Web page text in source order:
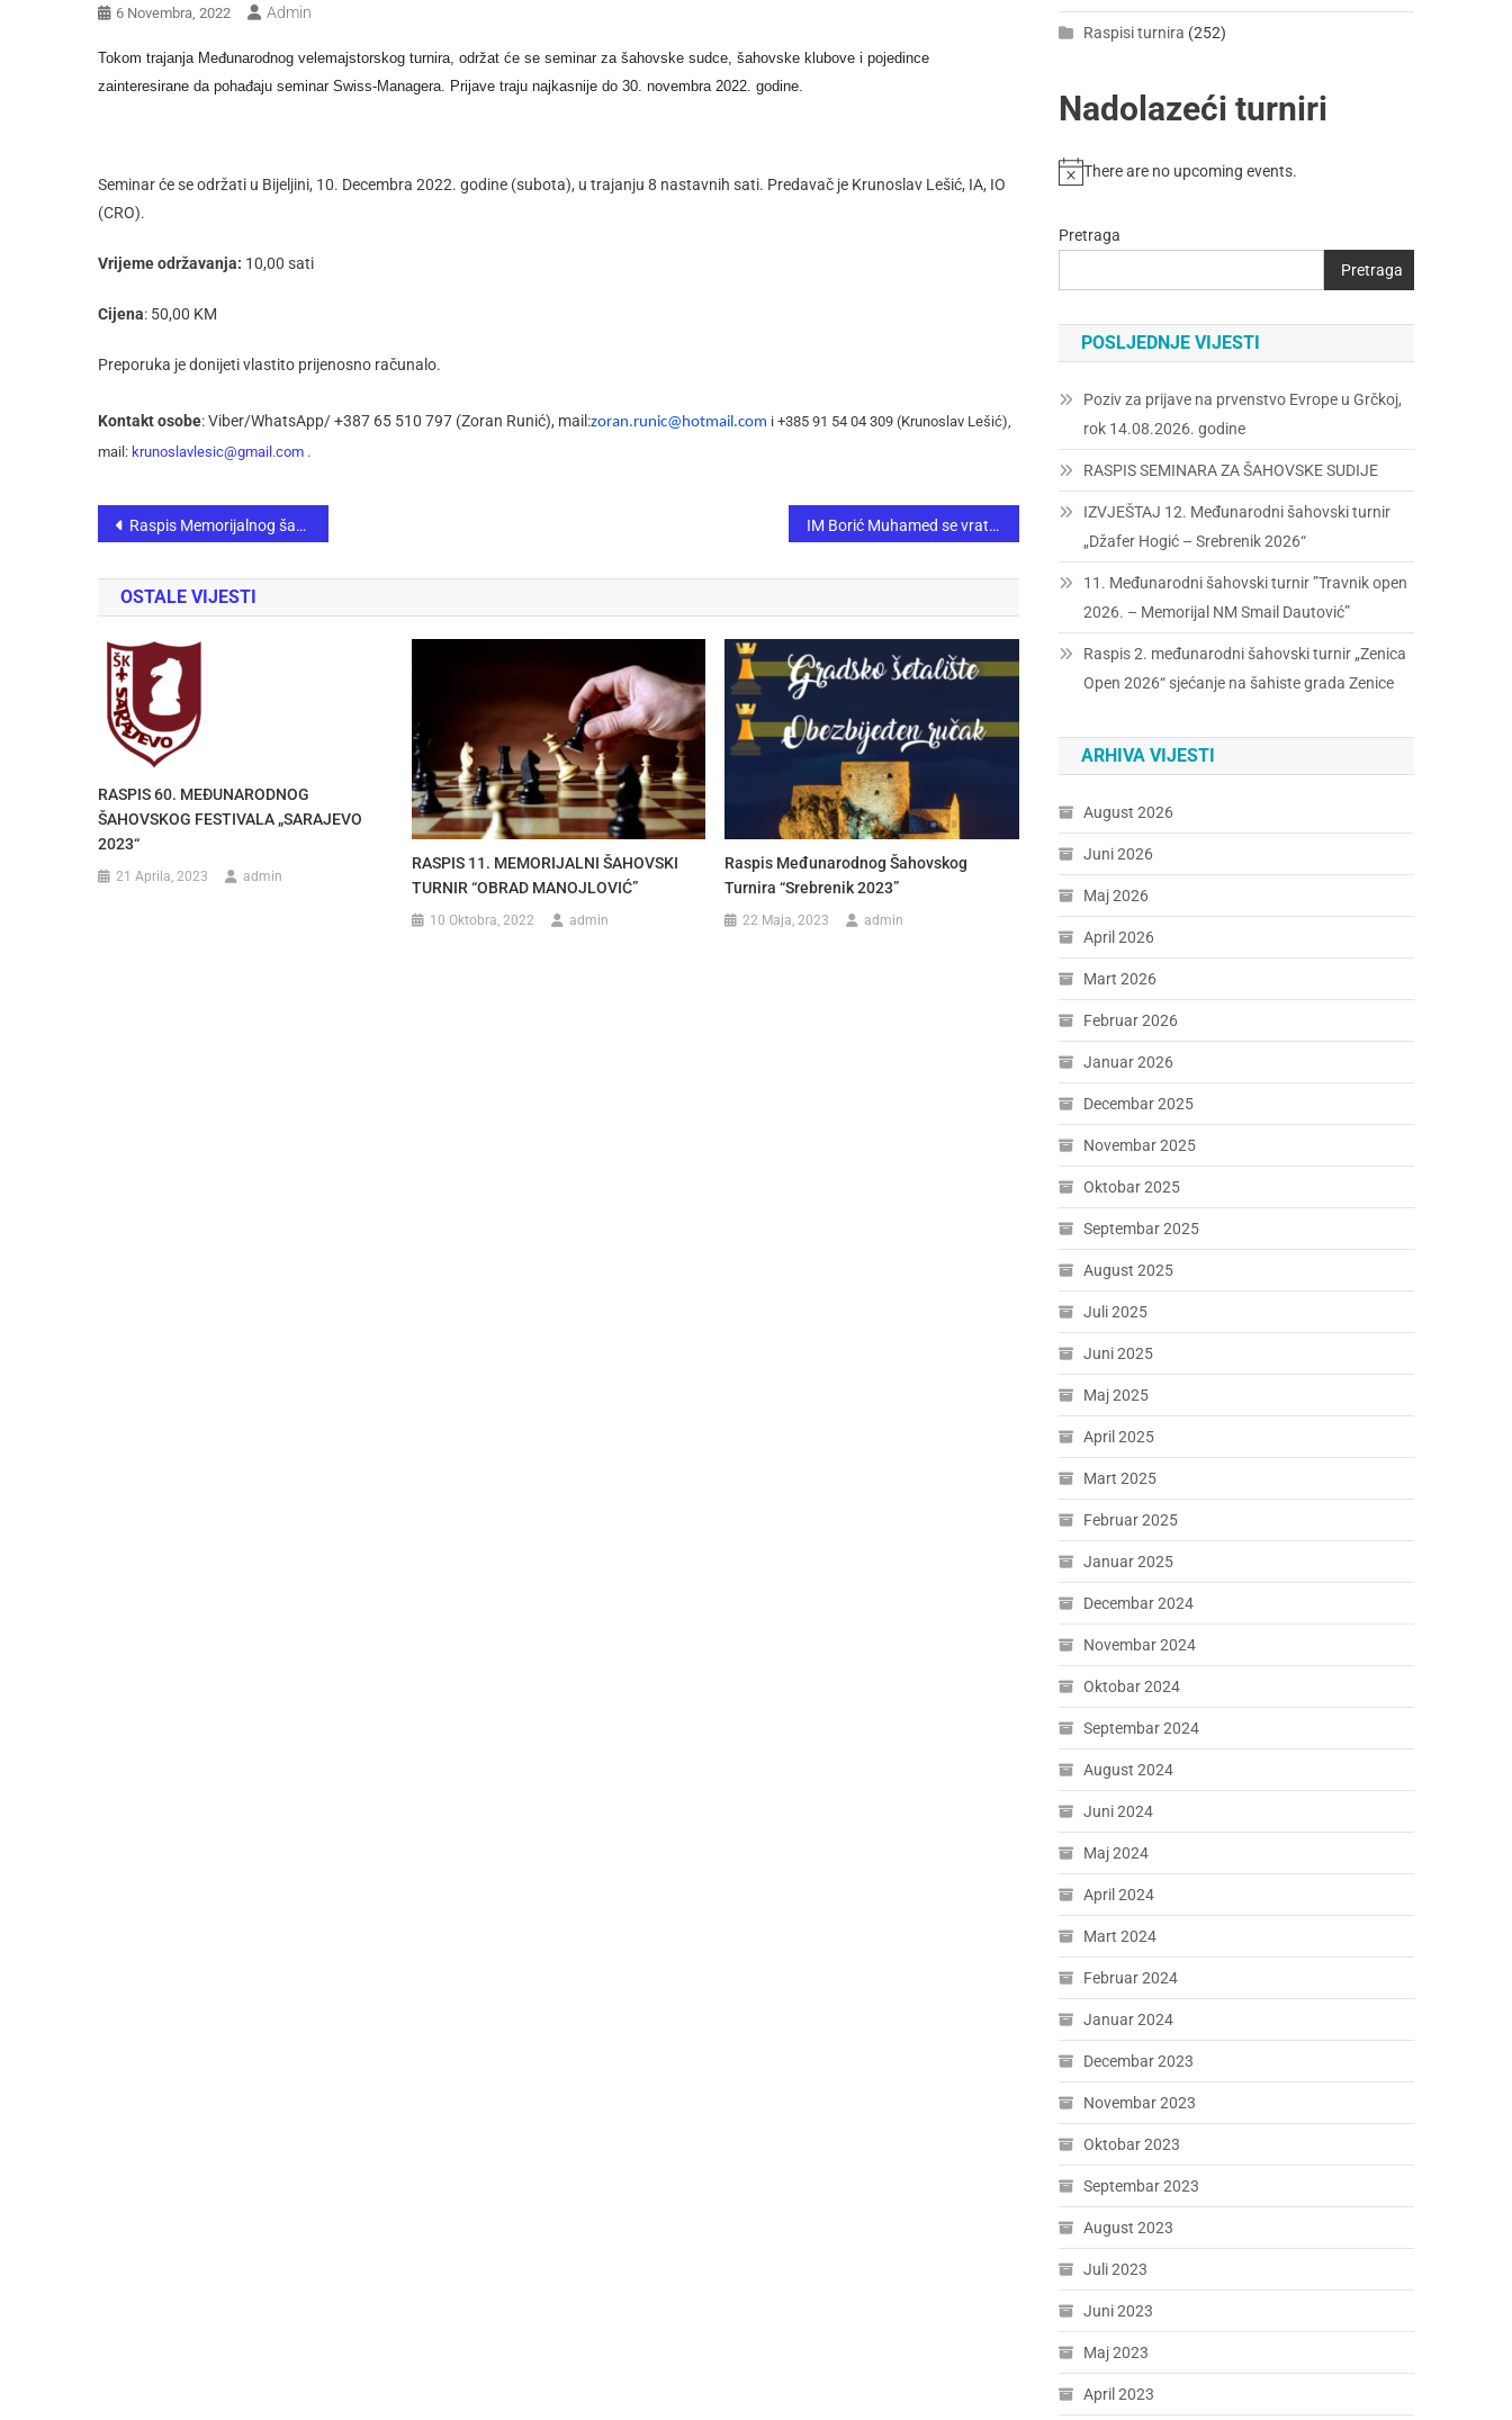
6 Novembra, 2022 Admin
Tokom trajanja Međunarodnog velemajstorskog turnira, održat će se seminar za šahovske sudce, šahovske klubove i pojedince
zainteresirane da pohađaju seminar Swiss-Managera. Prijave traju najkasnije do 30. novembra 2022. godine.
Seminar će se održati u Bijeljini, 10. Decembra 2022. godine (subota), u trajanju 8 nastavnih sati. Predavač je Krunoslav Lešić, IA, IO
(CRO).
Vrijeme održavanja: 10,00 sati
Cijena: 50,00 KM
Preporuka je donijeti vlastito prijenosno računalo.
Kontakt osobe: Viber/WhatsApp/ +387 65 510 797 (Zoran Runić), mail:zoran.runic@hotmail.com i +385 91 54 04 309 (Krunoslav Lešić),
mail: krunoslavlesic@gmail.com .
Raspis Memorijalnog šahovskog rapid turnira “Sjećanje na Izeta Kovačevića” IM Borić Muhamed se vratio na rejting listu Bosne i Hercegovine
OSTALE VIJESTI
RASPIS 60. MEĐUNARODNOG
ŠAHOVSKOG FESTIVALA „SARAJEVO
2023“
21 Aprila, 2023 admin
RASPIS 11. MEMORIJALNI ŠAHOVSKI
TURNIR “OBRAD MANOJLOVIĆ”
10 Oktobra, 2022 admin
Raspis Međunarodnog Šahovskog
Turnira “Srebrenik 2023”
22 Maja, 2023 admin
Raspisi turnira (252)
Nadolazeći turniri
There are no upcoming events.
Pretraga
Pretraga
POSLJEDNJE VIJESTI
Poziv za prijave na prvenstvo Evrope u Grčkoj,
rok 14.08.2026. godine
RASPIS SEMINARA ZA ŠAHOVSKE SUDIJE
IZVJEŠTAJ 12. Međunarodni šahovski turnir
„Džafer Hogić – Srebrenik 2026“
11. Međunarodni šahovski turnir ”Travnik open
2026. – Memorijal NM Smail Dautović”
Raspis 2. međunarodni šahovski turnir „Zenica
Open 2026“ sjećanje na šahiste grada Zenice
ARHIVA VIJESTI
August 2026
Juni 2026
Maj 2026
April 2026
Mart 2026
Februar 2026
Januar 2026
Decembar 2025
Novembar 2025
Oktobar 2025
Septembar 2025
August 2025
Juli 2025
Juni 2025
Maj 2025
April 2025
Mart 2025
Februar 2025
Januar 2025
Decembar 2024
Novembar 2024
Oktobar 2024
Septembar 2024
August 2024
Juni 2024
Maj 2024
April 2024
Mart 2024
Februar 2024
Januar 2024
Decembar 2023
Novembar 2023
Oktobar 2023
Septembar 2023
August 2023
Juli 2023
Juni 2023
Maj 2023
April 2023